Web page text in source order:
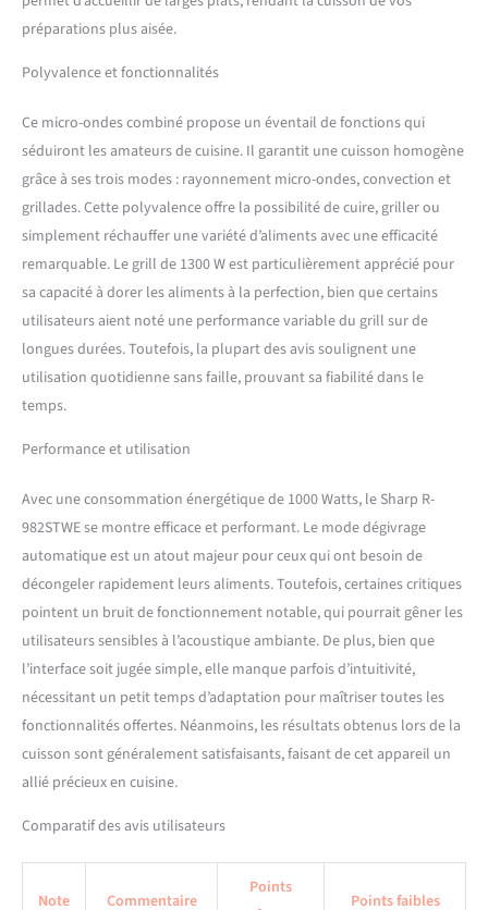
préparations plus aisée.
Polyvalence et fonctionnalités
Ce micro-ondes combiné propose un éventail de fonctions qui
séduiront les amateurs de cuisine. Il garantit une cuisson homogène
grâce à ses trois modes : rayonnement micro-ondes, convection et
grillades. Cette polyvalence offre la possibilité de cuire, griller ou
simplement réchauffer une variété d’aliments avec une efficacité
remarquable. Le grill de 1300 W est particulièrement apprécié pour
sa capacité à dorer les aliments à la perfection, bien que certains
utilisateurs aient noté une performance variable du grill sur de
longues durées. Toutefois, la plupart des avis soulignent une
utilisation quotidienne sans faille, prouvant sa fiabilité dans le
temps.
Performance et utilisation
Avec une consommation énergétique de 1000 Watts, le Sharp R-
982STWE se montre efficace et performant. Le mode dégivrage
automatique est un atout majeur pour ceux qui ont besoin de
décongeler rapidement leurs aliments. Toutefois, certaines critiques
pointent un bruit de fonctionnement notable, qui pourrait gêner les
utilisateurs sensibles à l’acoustique ambiante. De plus, bien que
l’interface soit jugée simple, elle manque parfois d’intuitivité,
nécessitant un petit temps d’adaptation pour maîtriser toutes les
fonctionnalités offertes. Néanmoins, les résultats obtenus lors de la
cuisson sont généralement satisfaisants, faisant de cet appareil un
allié précieux en cuisine.
Comparatif des avis utilisateurs
Note Commentaire
Points
Points faibles